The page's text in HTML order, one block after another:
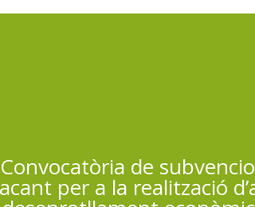
de
per a la realització